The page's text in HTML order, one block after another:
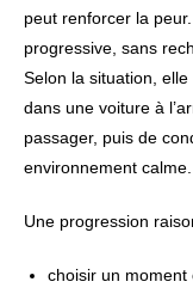
peut renforcer la
progressive, sans
Selon la situation,
dans une voiture à
passager, puis de
environnement calme.
Une progression
choisir un moment